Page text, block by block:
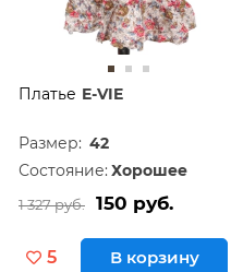
Платье E-VIE
Размер: 42
Состояние: Хорошее
1 327 руб. 150 руб.
5 В корзину